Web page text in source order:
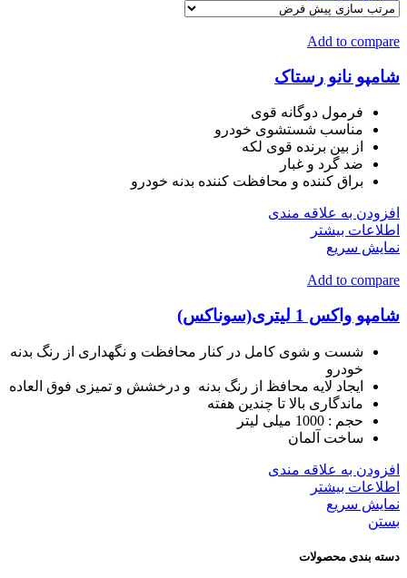
Add to compare
شامپو نانو رستاک
فرمول دوگانه قوی
مناسب شستشوی خودرو
از بین برنده قوی لکه
ضد گرد و غبار
براق کننده و محافظت کننده بدنه خودرو
افزودن به علاقه مندی
اطلاعات بیشتر
نمایش سریع
Add to compare
شامپو واکس 1 لیتری(سوناکس)
شست و شوی کامل در کنار محافظت و نگهداری از رنگ بدنه
خودرو
ایجاد لایه محافظ از رنگ بدنه و درخشش و تمیزی فوق العاده
ماندگاری بالا تا چندین هفته
حجم : 1000 میلی لیتر
ساخت آلمان
افزودن به علاقه مندی
اطلاعات بیشتر
نمایش سریع
بستن
دسته بندی محصولات